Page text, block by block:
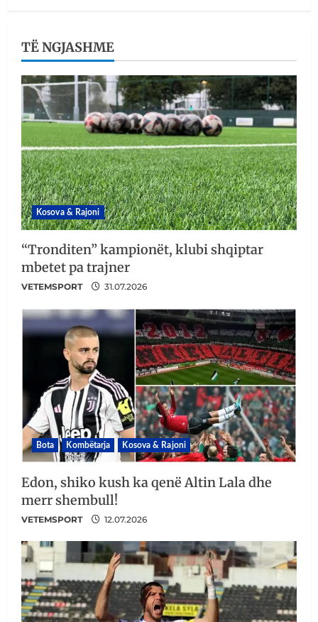
TË NGJASHME
Kosova & Rajoni
“Tronditen” kampionët, klubi shqiptar
mbetet pa trajner
VETEMSPORT 31.07.2026
Bota Kombëtarja Kosova & Rajoni
Edon, shiko kush ka qenë Altin Lala dhe
merr shembull!
VETEMSPORT 12.07.2026